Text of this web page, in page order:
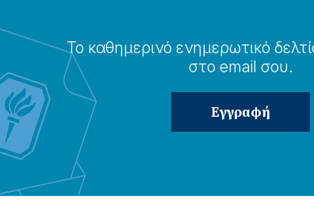
Το καθημερɩνό ενημερωτɩκό
στο email σου.